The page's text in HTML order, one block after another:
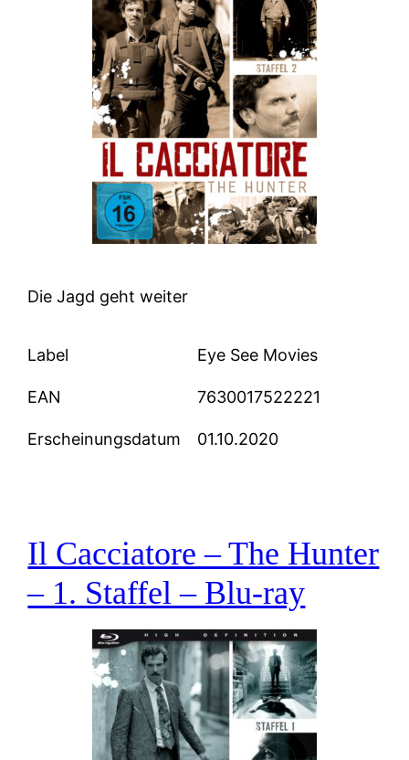
Die Jagd geht weiter
Label Eye See Movies
EAN 7630017522221
Erscheinungsdatum 01.10.2020
Il Cacciatore – The Hunter
– 1. Staffel – Blu-ray